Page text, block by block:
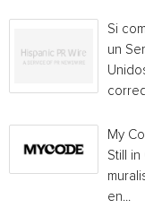
Si
un
My
Still
en...